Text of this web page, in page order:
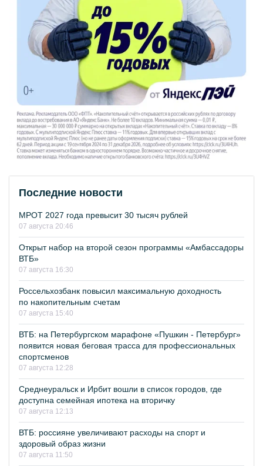
Последние новости
МРОТ 2027 года превысит 30 тысяч рублей
07 августа 20:46
Открыт набор на второй сезон программы «Амбассадоры
ВТБ»
07 августа 16:30
Россельхозбанк повысил максимальную доходность
по накопительным счетам
07 августа 15:40
ВТБ: на Петербургском марафоне «Пушкин - Петербург»
появится новая беговая трасса для профессиональных
спортсменов
07 августа 12:28
Среднеуральск и Ирбит вошли в список городов, где
доступна семейная ипотека на вторичку
07 августа 12:13
ВТБ: россияне увеличивают расходы на спорт и
здоровый образ жизни
07 августа 11:50